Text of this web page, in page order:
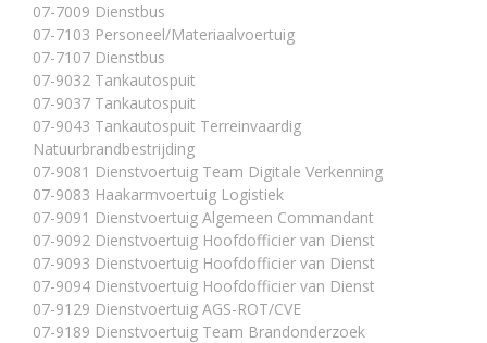
07-7009 Dienstbus
07-7103 Personeel/Materiaalvoertuig
07-7107 Dienstbus
07-9032 Tankautospuit
07-9037 Tankautospuit
07-9043 Tankautospuit Terreinvaardig
Natuurbrandbestrijding
07-9081 Dienstvoertuig Team Digitale Verkenning
07-9083 Haakarmvoertuig Logistiek
07-9091 Dienstvoertuig Algemeen Commandant
07-9092 Dienstvoertuig Hoofdofficier van Dienst
07-9093 Dienstvoertuig Hoofdofficier van Dienst
07-9094 Dienstvoertuig Hoofdofficier van Dienst
07-9129 Dienstvoertuig AGS-ROT/CVE
07-9189 Dienstvoertuig Team Brandonderzoek